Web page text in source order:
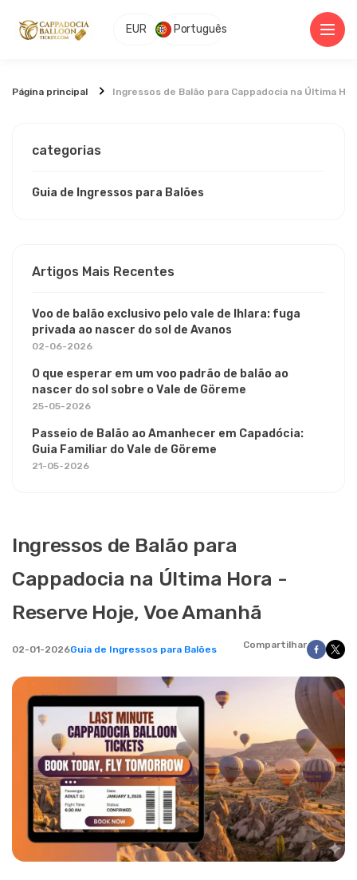
EUR Português
Página principal Ingressos de Balão para Cappadocia na Última
Ingressos de Balão para
Cappadocia na Última Hora -
Reserve Hoje, Voe Amanhã
02-01-2026Guia de Ingressos para Balões Compartilhar
categorias
Guia de Ingressos para Balões
Artigos Mais Recentes
Voo de balão exclusivo pelo vale de Ihlara: fuga
privada ao nascer do sol de Avanos
02-06-2026
O que esperar em um voo padrão de balão ao
nascer do sol sobre o Vale de Göreme
25-05-2026
Passeio de Balão ao Amanhecer em Capadócia:
Guia Familiar do Vale de Göreme
21-05-2026